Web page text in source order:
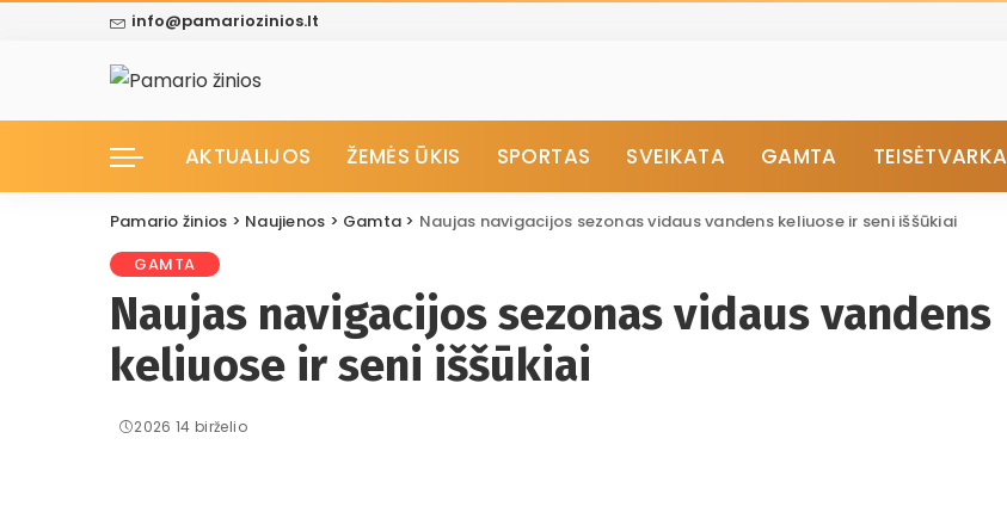
info@pamariozinios.lt
AKTUALIJOS ŽEMĖS ŪKIS SPORTAS SVEIKATA GAMTA TEISĖTVARKA
Pamario žinios > Naujienos > Gamta > Naujas navigacijos sezonas vidaus vandens keliuose ir seni iššūkiai
GAMTA
Naujas navigacijos sezonas vidaus vandens
keliuose ir seni iššūkiai
2026 14 birželio